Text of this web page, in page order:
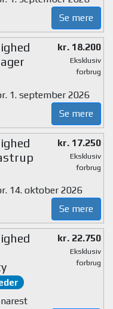
Se mere
kr. 18.200
Eksklusiv
forbrug
1. september 2026
Se mere
kr. 17.250
Eksklusiv
forbrug
14. oktober 2026
Se mere
kr. 22.750
Eksklusiv
forbrug